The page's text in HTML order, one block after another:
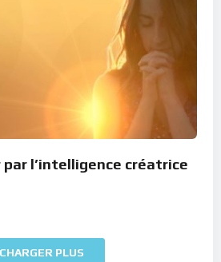
par l’intelligence créatrice
CHARGER PLUS